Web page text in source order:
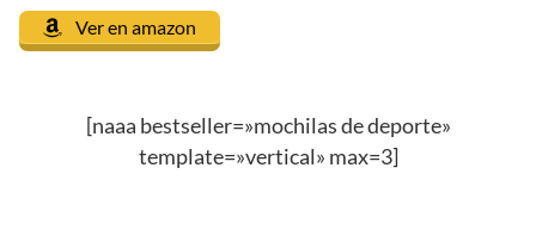
Ver en amazon
[naaa bestseller=»mochilas de deporte»
template=»vertical» max=3]